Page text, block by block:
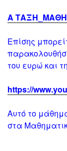
Α
Επίσης
του ευρώ και
https://
Αυτό το
στα